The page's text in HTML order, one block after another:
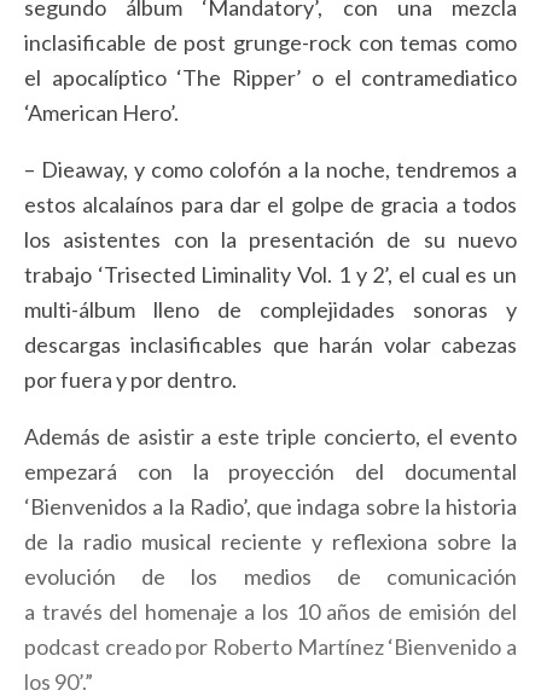
segundo álbum ‘Mandatory’, con una mezcla
inclasificable de post grunge-rock con temas como
el apocalíptico ‘The Ripper’ o el contramediatico
‘American Hero’.
– Dieaway, y como colofón a la noche, tendremos a
estos alcalaínos para dar el golpe de gracia a todos
los asistentes con la presentación de su nuevo
trabajo ‘Trisected Liminality Vol. 1 y 2’, el cual es un
multi-álbum lleno de complejidades sonoras y
descargas inclasificables que harán volar cabezas
por fuera y por dentro.
Además de asistir a este triple concierto, el evento
empezará con la proyección del documental
‘Bienvenidos a la Radio’, que indaga sobre la historia
de la radio musical reciente y reflexiona sobre la
evolución de los medios de comunicación
a través del homenaje a los 10 años de emisión del
podcast creado por Roberto Martínez ‘Bienvenido a
los 90’.”